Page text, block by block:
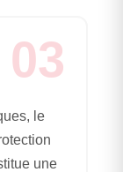
03
le
une